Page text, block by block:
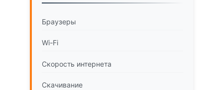
Браузеры
Wi-Fi
Скорость интернета
Скачивание